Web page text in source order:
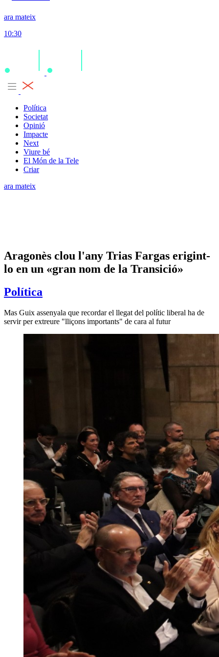
ara mateix
10:30
Política
Societat
Opinió
Impacte
Next
Viure bé
El Món de la Tele
Criar
ara mateix
Aragonès clou l'any Trias Fargas erigint-
lo en un «gran nom de la Transició»
Política
Mas Guix assenyala que recordar el llegat del polític liberal ha de
servir per extreure "lliçons importants" de cara al futur